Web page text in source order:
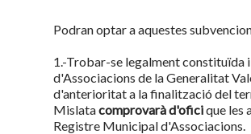
Podran optar a aquestes
1.-Trobar-se legalment constituïda
d'Associacions de la Generalitat
d'anterioritat a la finalització del
Mislatacomprovarà d'oficique les
Registre Municipal d'Associacions.